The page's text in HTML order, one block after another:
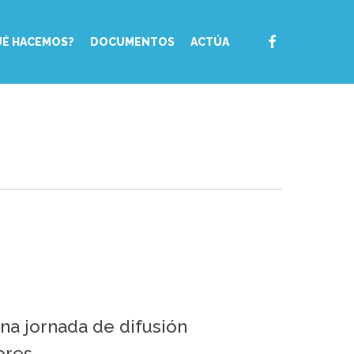
HACEMOS? DOCUMENTOS ACTÚA FACEBOOK
jornada de difusión